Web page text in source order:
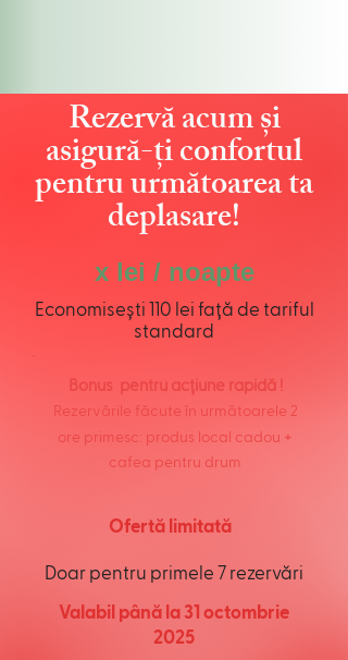
Rezervă acum și
asigură-ți confortul
pentru următoarea ta
deplasare!
x lei / noapte
Economisești 110 lei față de tariful
standard
Bonus pentru acțiune rapidă !
Rezervările făcute în următoarele 2
ore primesc: produs local cadou +
cafea pentru drum
Ofertă limitată
Doar pentru primele 7 rezervări
Valabil până la 31 octombrie
2025